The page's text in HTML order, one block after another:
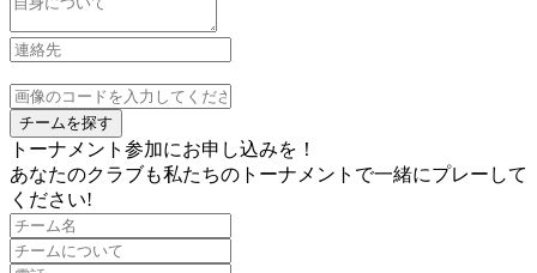
チームを探す
トーナメント参加にお申し込みを！
あなたのクラブも私たちのトーナメントで一緒にプレーして
ください!